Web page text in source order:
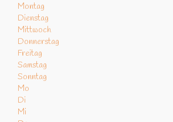
Montag
Dienstag
Mittwoch
Donnerstag
Freitag
Samstag
Sonntag
Mo
Di
Mi